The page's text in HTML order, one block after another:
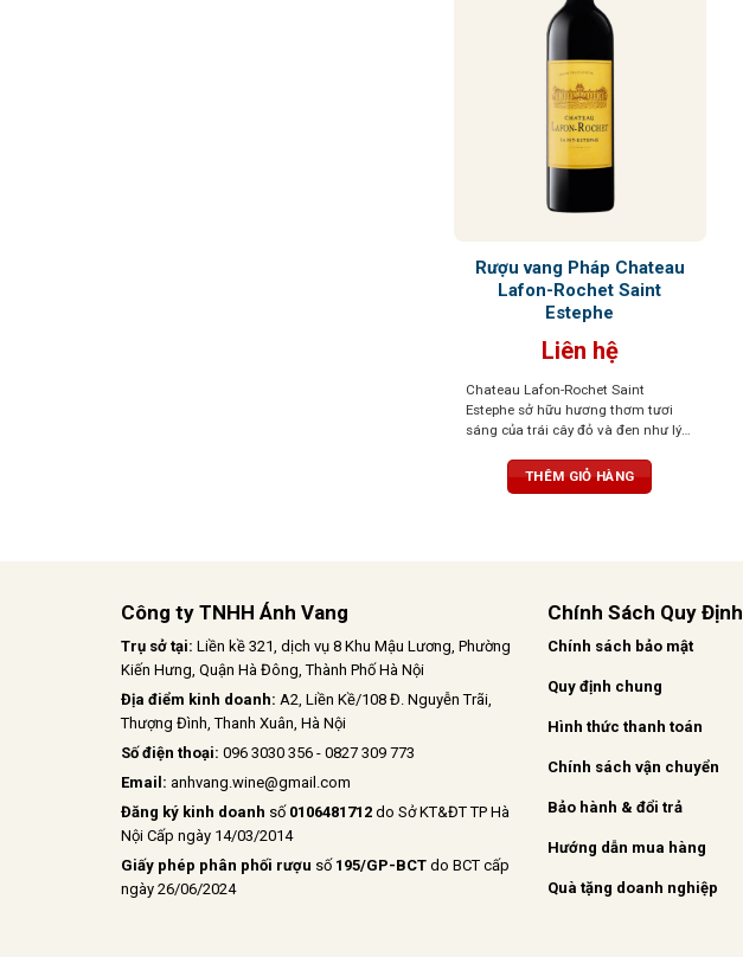
Rượu vang Pháp Chateau
Lafon-Rochet Saint
Estephe
Liên hệ
Chateau Lafon-Rochet Saint
Estephe sở hữu hương thơm tươi
sáng của trái cây đỏ và đen như lý
điểm thêm chút tươi mát và sống
động. Vị rượu lan tỏa trên vòm
THÊM GIỎ HÀNG
Công ty TNHH Ánh Vang
Trụ sở tại: Liền kề 321, dịch vụ 8 Khu Mậu Lương, Phường
Kiến Hưng, Quận Hà Đông, Thành Phố Hà Nội
Địa điểm kinh doanh: A2, Liền Kề/108 Đ. Nguyễn Trãi,
Thượng Đình, Thanh Xuân, Hà Nội
Số điện thoại: 096 3030 356 - 0827 309 773
Email: anhvang.wine@gmail.com
Đăng ký kinh doanh số 0106481712 do Sở KT&ĐT TP Hà
Nội Cấp ngày 14/03/2014
Giấy phép phân phối rượu số 195/GP-BCT do BCT cấp
ngày 26/06/2024
Chính Sách Quy Định
Chính sách bảo mật
Quy định chung
Hình thức thanh toán
Chính sách vận chuyển
Bảo hành & đổi trả
Hướng dẫn mua hàng
Quà tặng doanh nghiệp